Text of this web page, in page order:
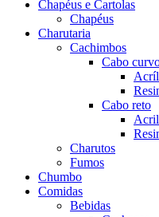
Chapéus e Cartolas
Chapéus
Charutaria
Cachimbos
Cabo
Cabo reto
Charutos
Fumos
Chumbo
Comidas
Bebidas